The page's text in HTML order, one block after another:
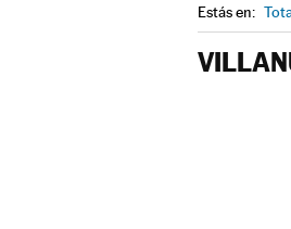
Estás en: